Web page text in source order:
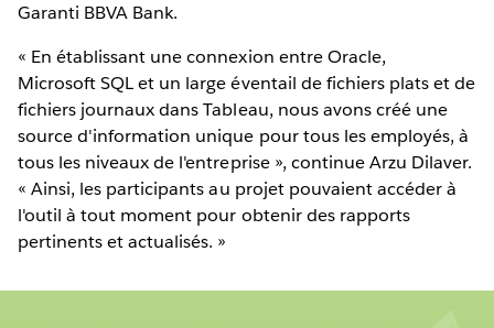
Garanti BBVA Bank.
« En établissant une connexion entre Oracle,
Microsoft SQL et un large éventail de fichiers plats et de
fichiers journaux dans Tableau, nous avons créé une
source d'information unique pour tous les employés, à
tous les niveaux de l'entreprise », continue Arzu Dilaver.
« Ainsi, les participants au projet pouvaient accéder à
l'outil à tout moment pour obtenir des rapports
pertinents et actualisés. »